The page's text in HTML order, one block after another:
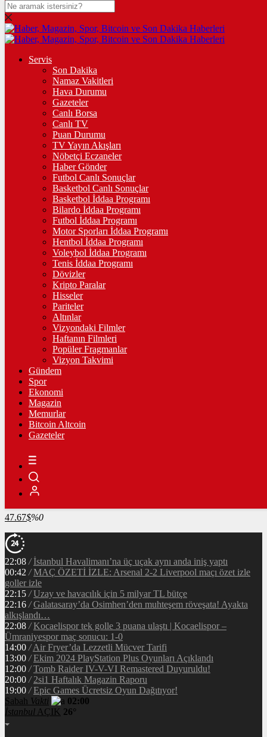
DOLAR
47,7436$% 0.18
% 0.32
STERLİN
% 0.38
GRAM ALTIN
%2,59
ÇEYREK ALTIN
10.910,00%2,61
TAM ALTIN
43.452,00%2,60
%2,39
%-0,14
฿%1.1
LİTECOİN
2173.24Ł%-0.1
ETHEREUM
91383 Ξ%0.8
RİPPLE
49.39
%0.7
TETHER
47.67$%0
Servis
Son Dakika
Namaz Vakitleri
Hava Durumu
Gazeteler
Canlı Borsa
Canlı TV
Puan Durumu
TV Yayın Akışları
Nöbetçi Eczaneler
Haber Gönder
Futbol Canlı Sonuçlar
Basketbol Canlı Sonuçlar
Basketbol İddaa Programı
Bilardo İddaa Programı
Futbol İddaa Programı
Motor Sporları İddaa Programı
Hentbol İddaa Programı
Voleybol İddaa Programı
Tenis İddaa Programı
Dövizler
Kripto Paralar
Hisseler
Pariteler
Altınlar
Vizyondaki Filmler
Haftanın Filmleri
Popüler Fragmanlar
Vizyon Takvimi
Gündem
Spor
Ekonomi
Magazin
Memurlar
Bitcoin Altcoin
Gazeteler
22:08 / İstanbul Havalimanı’na üç uçak aynı anda iniş yaptı
00:42 / MAÇ ÖZETİ İZLE: Arsenal 2-2 Liverpool maçı özet izle
goller izle
22:15 / Uzay ve havacılık için 5 milyar TL bütçe
22:16 / Galatasaray’da Osimhen’den muhteşem röveşata! Ayakta
alkışlandı…
22:08 / Kocaelispor tek golle 3 puana ulaştı | Kocaelispor –
Ümraniyespor maç sonucu: 1-0
14:00 / Air Fryer’da Lezzetli Mücver Tarifi
13:00 / Ekim 2024 PlayStation Plus Oyunları Açıklandı
12:00 / Tomb Raider IV-V-VI Remastered Duyuruldu!
20:00 / 2si1 Haftalık Magazin Raporu
19:00 / Epic Games Ücretsiz Oyun Dağıtıyor!
Sabah Vakti
02:00
İstanbul AÇIK 26°